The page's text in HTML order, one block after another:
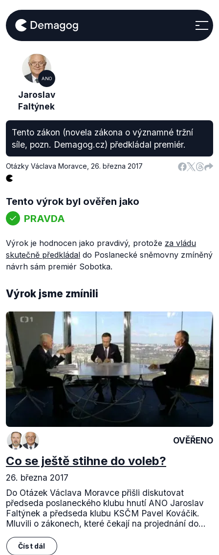
ANO
Jaroslav
Faltýnek
Tento zákon (novela zákona o významné tržní
síle, pozn. Demagog.cz) předkládal premiér.
Otázky Václava Moravce 26. března 2017
Tento výrok byl ověřen jako
PRAVDA
Výrok je hodnocen jako pravdivý, protože za vládu
skutečně předkládal do Poslanecké sněmovny zmíněný
návrh sám premiér Sobotka.
Výrok jsme zmínili
OVĚŘENO
Co se ještě stihne do voleb?
26. března 2017
Do Otázek Václava Moravce přišli diskutovat
předseda poslaneckého klubu hnutí ANO Jaroslav
Faltýnek a předseda klubu KSČM Pavel Kováčik.
Mluvili o zákonech, které čekají na projednání do...
Číst dál